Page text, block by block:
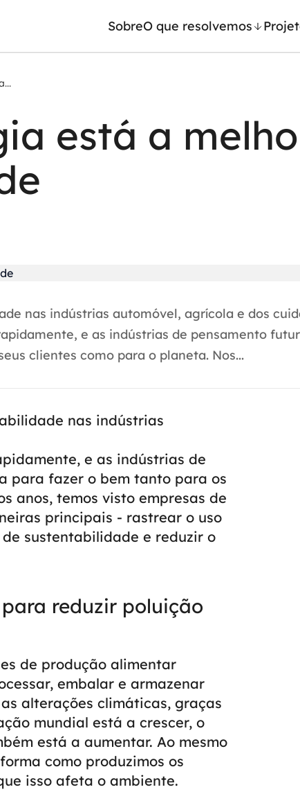
SobreO que resolvemos
IA
de IA
Integração de IA
RPA e hiperautomação
está a
nas indústrias automóvel, agrícola e dos
e as indústrias de pensamento
clientes como para o planeta. Nos...
nas indústrias
e as indústrias de
para fazer o bem tanto para os
anos, temos visto empresas de
principais - rastrear o uso
sustentabilidade e reduzir o
reduzir poluição
de produção alimentar
embalar e armazenar
alterações climáticas, graças
mundial está a crescer, o
está a aumentar. Ao mesmo
como produzimos os
isso afeta o ambiente.